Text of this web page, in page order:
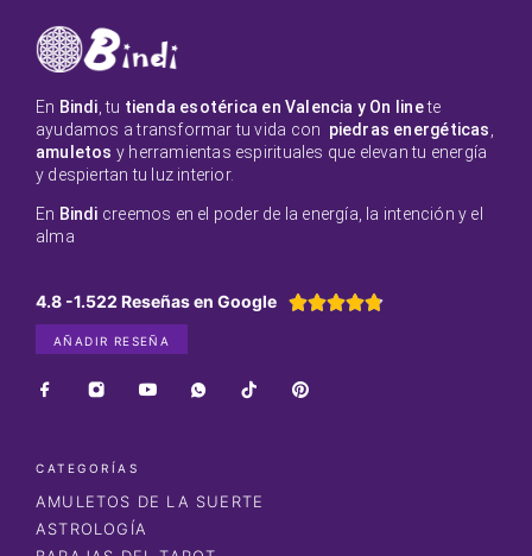
En Bindi , tu tienda esotérica en Valencia y On linete
ayudamos a transformar tu vida con piedras energéticas
amuletos y herramientas espirituales que elevan tu energía
y despiertan tu luz interior.
En Bindi creemos en el poder de la energía, la intención y el
alma
4.8 -1.522 Reseñas en Google 
AÑADIR RESEÑA
CATEGORÍAS
AMULETOS DE LA SUERTE
ASTROLOGÍA